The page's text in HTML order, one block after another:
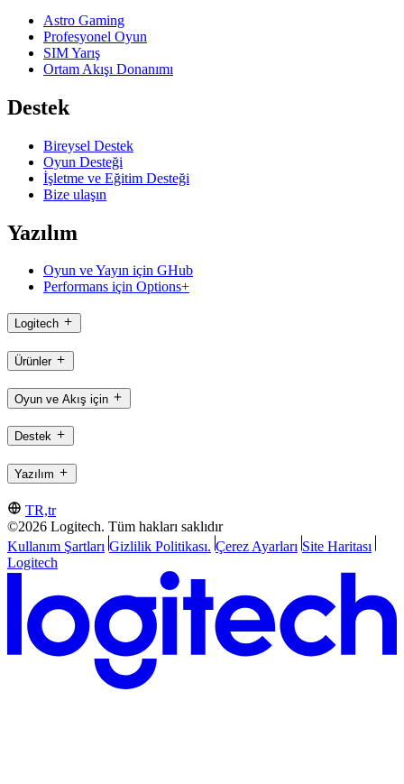
Astro Gaming
Profesyonel Oyun
SIM Yarış
Ortam Akışı Donanımı
Destek
Bireysel Destek
Oyun Desteği
İşletme ve Eğitim Desteği
Bize ulaşın
Yazılım
Oyun ve Yayın için GHub
Performans için Options+
Logitech
Ürünler
Oyun ve Akış için
Destek
Yazılım
TR,tr
©2026 Logitech. Tüm hakları saklıdır
Kullanım Şartları Gizlilik Politikası. Çerez Ayarları Site Haritası
Logitech